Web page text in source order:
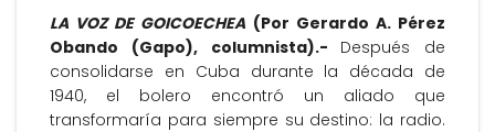
LA VOZ DE GOICOECHEA (Por Gerardo A. Pérez
Obando (Gapo), columnista).- Después de
consolidarse en Cuba durante la década de
1940, el bolero encontró un aliado que
transformaría para siempre su destino: la radio.